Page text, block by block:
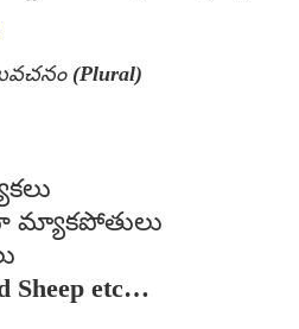
(Plural)
మ్యాకపోతులు
Sheep etc…